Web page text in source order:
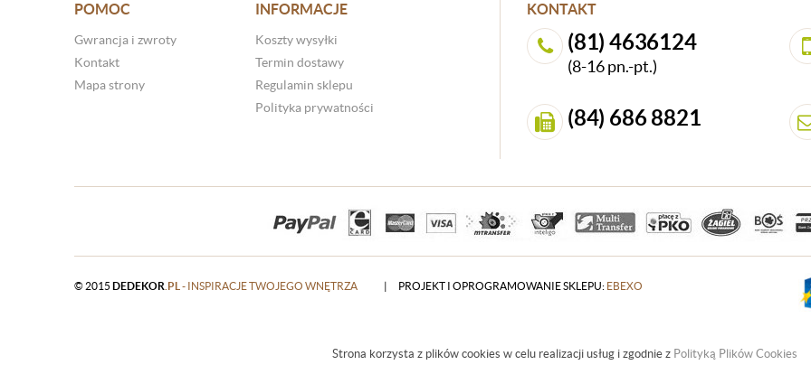
POMOC
Gwrancja i zwroty
Kontakt
Mapa strony
INFORMACJE
Koszty wysyłki
Termin dostawy
Regulamin sklepu
Polityka prywatności
KONTAKT
(81) 4636124
(8-16 pn.-pt.)
(84) 686 8821
© 2015 DEDEKOR .PL - INSPIRACJE TWOJEGO WNĘTRZA | PROJEKT I OPROGRAMOWANIE SKLEPU: EBEXO
Strona korzysta z plików cookies w celu realizacji usług i zgodnie z Polityką Plików Cookies